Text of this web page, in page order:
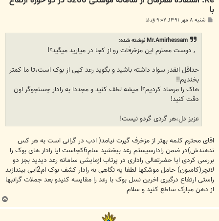
با
پ شنبه ۸ مهر ۱۳۹۱, ۹:۰۲ ق.ظ
Mr.Amirhessam نوشته شده:
, دوست محترم این مزخرفات رو از کجا در میارید میگید؟!
حداقل انقدر سواد داشته باشید و بگوید رعد کپی از بوک است،تا ما کمتر
بخندیم!!
هاک را مرصاد کردیم؟! میشه لطف کنید و مجددا به رادار جستجوگر اون
دقت کنید!
عزیز دل،هر گردی گردو نیست!
اقای محترم کلمه بهتر از مزخرف گیرت نیامد( ادب در گرانی است به هر کس
ندهندش)در ضمن رادارسیستم رعد ببخشید سام6کجاست ایا رادار های بوک را
بررسی کردی ایا حضرتعالی راداری در پرتاب ازمایشی سامانه رعد دیدید بجز دو
لانچر(کامیون) حامل موشکها لطفا یه نگاهی به رادار کشف بوک ام2ایی بیندازید
راستی ارتفاع درگیری اخرین نسل بوک با رعد را مقایسه کنیدو بعد جملات گرانبها
از دهن مبارک ساطع کنید و سلام
ب
ا